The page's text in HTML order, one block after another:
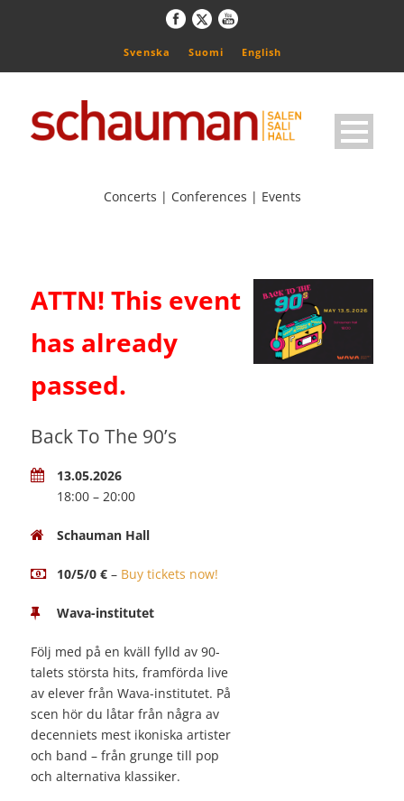
Svenska Suomi English
Concerts | Conferences | Events
ATTN! This event
has already
passed.
Back To The 90’s
13.05.2026
18:00 – 20:00
Schauman Hall
10/5/0 € – Buy tickets now!
Wava-institutet
Följ med på en kväll fylld av 90-
talets största hits, framförda live
av elever från Wava-institutet. På
scen hör du låtar från några av
decenniets mest ikoniska artister
och band – från grunge till pop
och alternativa klassiker.